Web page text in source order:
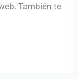
También te